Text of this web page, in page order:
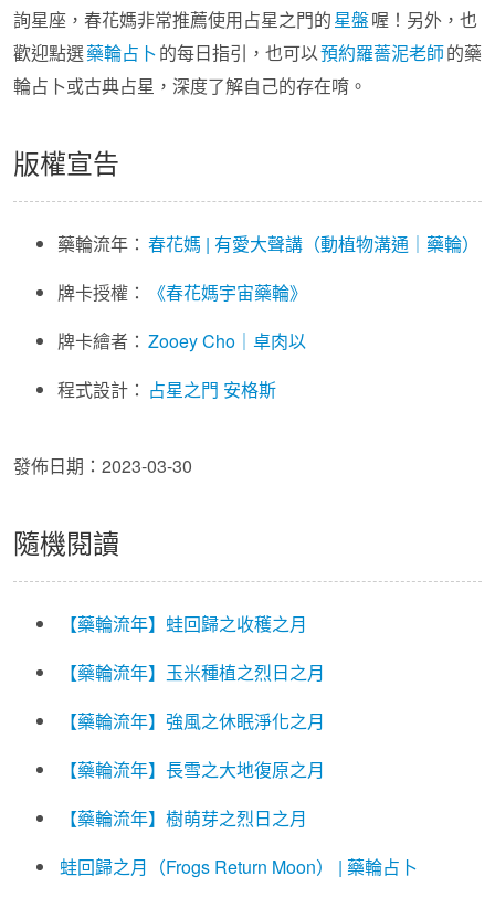
詢星座，春花媽非常推薦使用占星之門的星盤喔！另外，也
歡迎點選藥輪占卜的每日指引，也可以預約羅薔泥老師的藥
輪占卜或古典占星，深度了解自己的存在唷。
版權宣告
藥輪流年： 春花媽 | 有愛大聲講（動植物溝通｜藥輪）
牌卡授權：
《春花媽宇宙藥輪》
牌卡繪者： Zooey Cho｜卓肉以
程式設計： 占星之門 安格斯
發佈日期：2023-03-30
隨機閱讀
【藥輪流年】蛙回歸之收穫之月
【藥輪流年】玉米種植之烈日之月
【藥輪流年】強風之休眠淨化之月
【藥輪流年】長雪之大地復原之月
【藥輪流年】樹萌芽之烈日之月
蛙回歸之月（Frogs Return Moon） | 藥輪占卜